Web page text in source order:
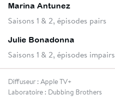
Marina Antunez
Saisons 1 & 2, épisodes pairs
Julie Bonadonna
Saisons 1 & 2, épisodes impairs
Diffuseur : Apple TV+
Laboratoire : Dubbing Brothers